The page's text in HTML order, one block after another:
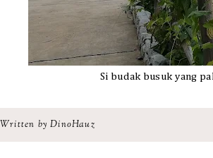
Si budak busuk yang
Written by DinoHauz